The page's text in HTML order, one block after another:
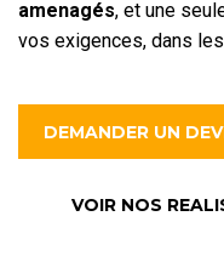
amenagés, et une
vos exigences, dans
DEMANDER UN
VOIR NOS